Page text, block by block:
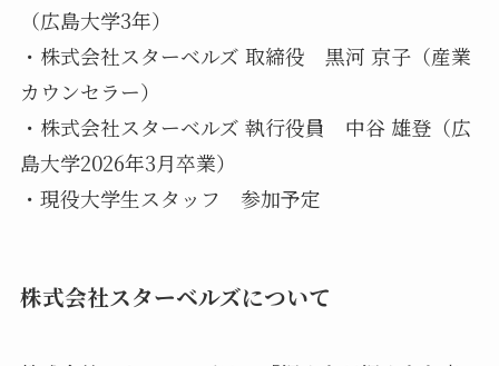
（広島大学3年）
・株式会社スターベルズ 取締役 黒河 京子（産業
カウンセラー）
・株式会社スターベルズ 執行役員 中谷 雄登（広
島大学2026年3月卒業）
・現役大学生スタッフ 参加予定
株式会社スターベルズについて